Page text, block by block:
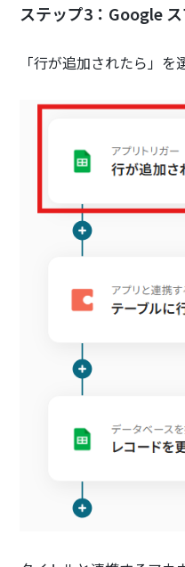
ステップ3：Google
「行が追加されたら」を